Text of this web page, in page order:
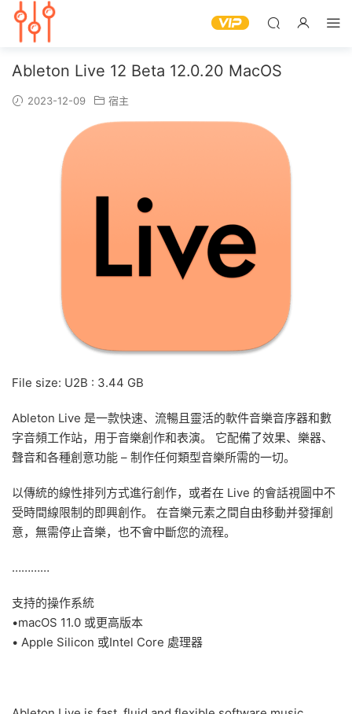
Ableton Live 12 Beta 12.0.20 MacOS
2023-12-09 宿主
File size: U2B : 3.44 GB
Ableton Live 是一款快速、流暢且靈活的軟件音樂音序器和數
字音頻工作站，用于音樂創作和表演。 它配備了效果、樂器、
聲音和各種創意功能 – 制作任何類型音樂所需的一切。
以傳統的線性排列方式進行創作，或者在 Live 的會話視圖中不
受時間線限制的即興創作。 在音樂元素之間自由移動并發揮創
意，無需停止音樂，也不會中斷您的流程。
…………
支持的操作系統
•macOS 11.0 或更高版本
• Apple Silicon 或Intel Core 處理器